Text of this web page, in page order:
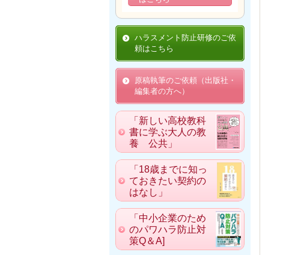
ハラスメント防止研修のご依
頼はこちら
原稿執筆のご依頼（出版社・
編集者の方へ）
「新しい高校教科
書に学ぶ大人の教
養 公共」
「18歳までに知っ
ておきたい契約の
はなし」
「中小企業のため
のパワハラ防止対
策Q＆A]